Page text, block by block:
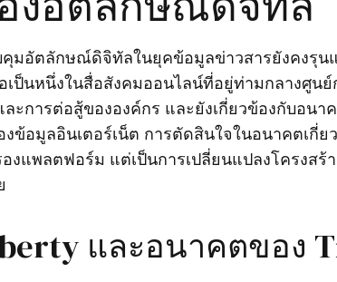
มอัตลักษณ์ดิจิทัลในยุคข้อมูลข่าวสารยังคงรุน
เป็นหนึ่งในสื่อสังคมออนไลน์ที่อยู่ท่ามกลางศูนย์
ละการต่อสู้ขององค์กร และยังเกี่ยวข้องกับอนา
ข้อมูลอินเตอร์เน็ต การตัดสินใจในอนาคตเกี่ย
งแพลตฟอร์ม แต่เป็นการเปลี่ยนแปลงโครงสร้
และอนาคตของ